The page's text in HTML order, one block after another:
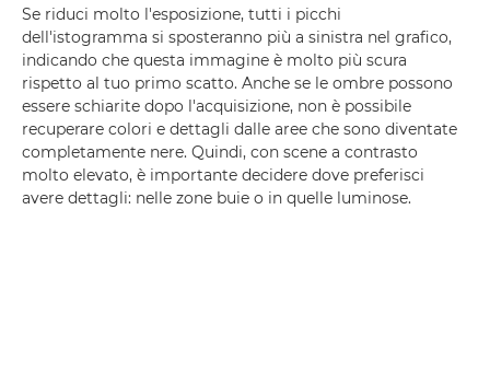
Se riduci molto l'esposizione, tutti i picchi
dell'istogramma si sposteranno più a sinistra nel grafico,
indicando che questa immagine è molto più scura
rispetto al tuo primo scatto. Anche se le ombre possono
essere schiarite dopo l'acquisizione, non è possibile
recuperare colori e dettagli dalle aree che sono diventate
completamente nere. Quindi, con scene a contrasto
molto elevato, è importante decidere dove preferisci
avere dettagli: nelle zone buie o in quelle luminose.